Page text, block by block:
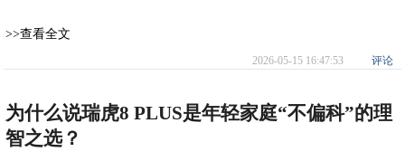
>>查看全文
2026-05-15 16:47:53 评论
为什么说瑞虎8 PLUS是年轻家庭“不偏科”的理
智之选？